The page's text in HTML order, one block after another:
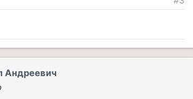
Андреевич